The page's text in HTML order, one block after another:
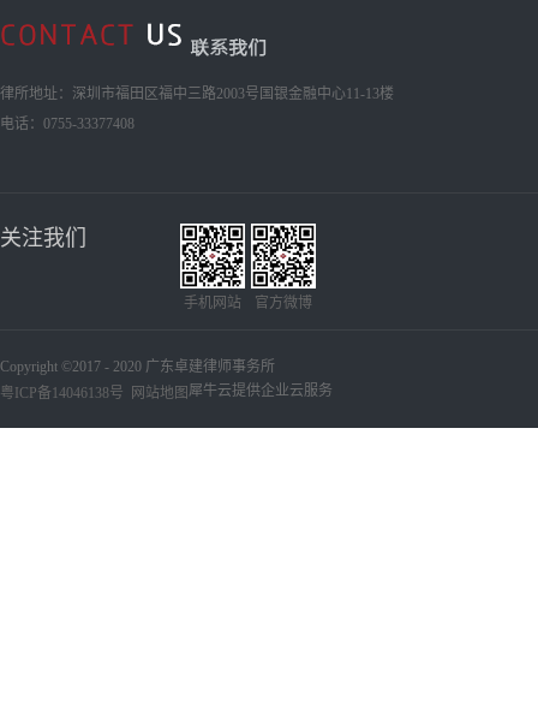
Copyright ©2017 - 2020 广东卓建律师事务所
粤ICP备14046138号 网站地图 犀牛云提供企业云服务
律所地址：深圳市福田区福中三路2003号国银金融中心11-13楼
电话：0755-33377408
关注我们
手机网站 官方微博